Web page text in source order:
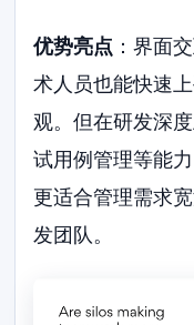
优势亮点 ：界面
术人员也能快速
观。但在研发深
试用例管理等能
更适合管理需求
发团队。